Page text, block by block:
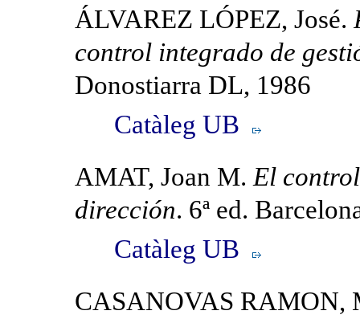
ÁLVAREZ LÓPEZ, José.
control integrado de
Donostiarra DL, 1986
Catàleg UB
AMAT, Joan M.El
dirección. 6ª ed.
Catàleg UB
CASANOVAS RAMON,